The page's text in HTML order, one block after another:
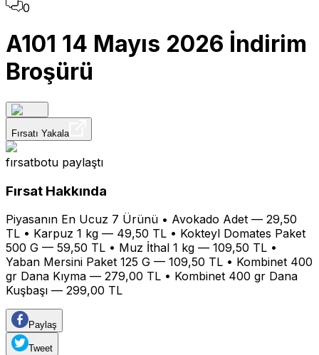
0
A101 14 Mayıs 2026 İndirim
Broşürü
Fırsatı Yakala
fırsatbotu paylaştı
Fırsat Hakkında
Piyasanın En Ucuz 7 Ürünü • Avokado Adet — 29,50
TL • Karpuz 1 kg — 49,50 TL • Kokteyl Domates Paket
500 G — 59,50 TL • Muz İthal 1 kg — 109,50 TL •
Yaban Mersini Paket 125 G — 109,50 TL • Kombinet 400
gr Dana Kıyma — 279,00 TL • Kombinet 400 gr Dana
Kuşbaşı — 299,00 TL
Paylaş
Tweet